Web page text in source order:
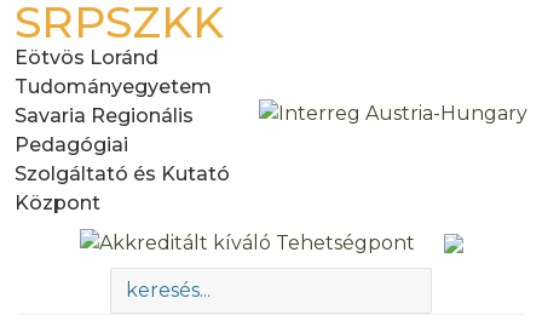
SRPSZKK
Eötvös Loránd
Tudományegyetem
Savaria Regionális
Pedagógiai
Szolgáltató és Kutató
Központ